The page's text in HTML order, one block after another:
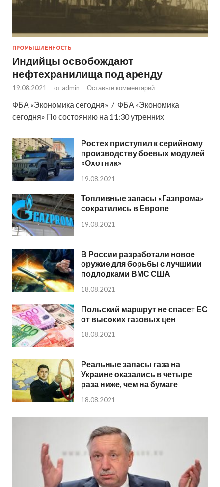
ПРОМЫШЛЕННОСТЬ
Индийцы освобождают
нефтехранилища под аренду
19.08.2021 - от admin - Оставьте комментарий
ФБА «Экономика сегодня» / ФБА «Экономика
сегодня» По состоянию на 11:30 утренних
Ростех приступил к серийному
производству боевых модулей
«Охотник»
19.08.2021
Топливные запасы «Газпрома»
сократились в Европе
19.08.2021
В России разработали новое
оружие для борьбы с лучшими
подлодками ВМС США
18.08.2021
Польский маршрут не спасет ЕС
от высоких газовых цен
18.08.2021
Реальные запасы газа на
Украине оказались в четыре
раза ниже, чем на бумаге
18.08.2021